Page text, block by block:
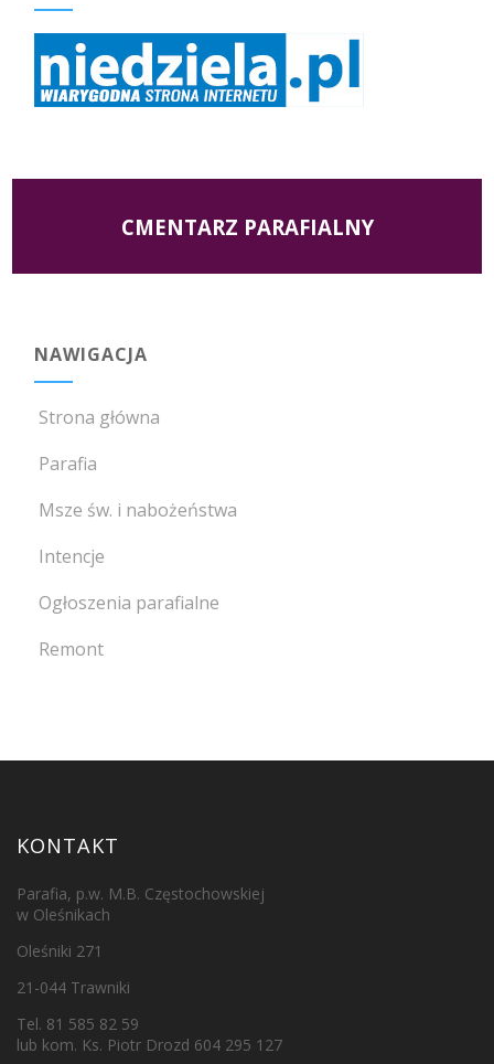
CMENTARZ PARAFIALNY
NAWIGACJA
Strona główna
Parafia
Msze św. i nabożeństwa
Intencje
Ogłoszenia parafialne
Remont
KONTAKT
Parafia, p.w. M.B. Częstochowskiej
w Oleśnikach
Oleśniki 271
21-044 Trawniki
Tel. 81 585 82 59
lub kom. Ks. Piotr Drozd 604 295 127